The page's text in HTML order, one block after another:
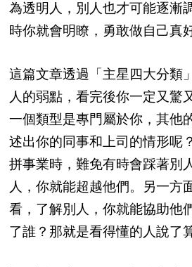
為透明人，別人也才可能逐漸
時你就會明瞭，勇敢做自己真
這篇文章透過「主星四大分類
人的弱點，看完後你一定又驚
一個類型是專門屬於你，其他
述出你的同事和上司的情形呢
拼事業時，難免有時會踩著別
人，你就能超越他們。另一方
看，了解別人，你就能協助他
了誰？那就是看得懂的人說了